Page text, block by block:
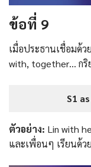
ข้อที่ 9
เมื่อประธานเชื่อมด้ว
with, together… กริ
S1
ตัวอย่าง: Lin with
และเพื่อนๆ เรียนด้ว